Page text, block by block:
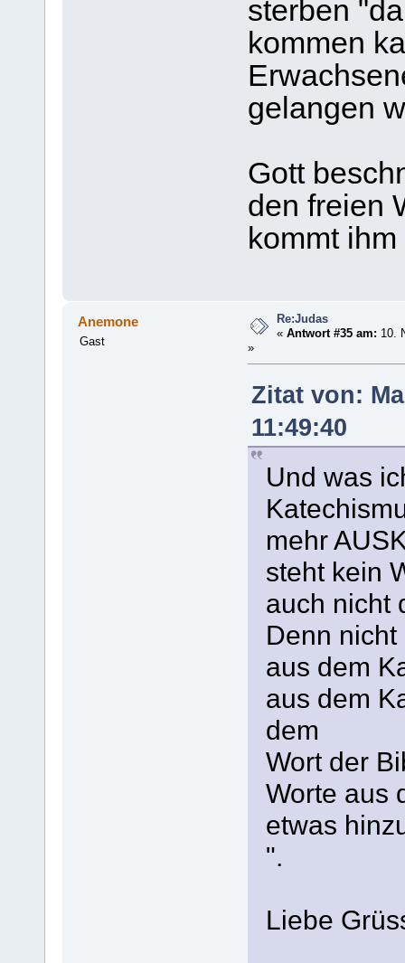
sterben
kommen
gelangen
Gott
den freien
kommt
Anemone
Gast
Re:Judas
«Antwort #35 am: 10.
»
Zitat von:
11:49:40
Und was
mehr
steht kein
auch nicht
Denn nicht
aus dem
aus dem
dem
Wort der
Worte aus
etwas
".
Liebe